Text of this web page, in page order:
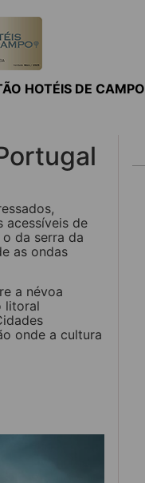
HOTÉIS DE CAMPO
acessíveis de
da serra da
as ondas
a névoa
litoral
onde a cultura